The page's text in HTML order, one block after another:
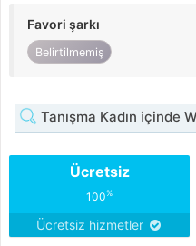
Favori şarkı
Belirtilmemiş
Tanışma Kadın içinde
Ücretsiz
100%
Ücretsiz hizmetler